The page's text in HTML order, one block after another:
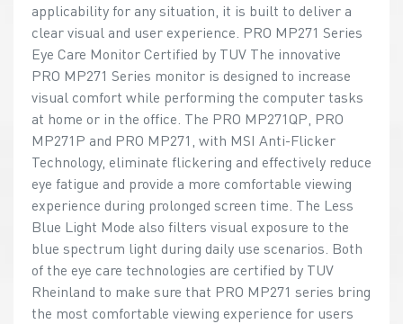
applicability for any situation, it is built to deliver a
clear visual and user experience. PRO MP271 Series
Eye Care Monitor Certified by TUV The innovative
PRO MP271 Series monitor is designed to increase
visual comfort while performing the computer tasks
at home or in the office. The PRO MP271QP, PRO
MP271P and PRO MP271, with MSI Anti-Flicker
Technology, eliminate flickering and effectively reduce
eye fatigue and provide a more comfortable viewing
experience during prolonged screen time. The Less
Blue Light Mode also filters visual exposure to the
blue spectrum light during daily use scenarios. Both
of the eye care technologies are certified by TUV
Rheinland to make sure that PRO MP271 series bring
the most comfortable viewing experience for users